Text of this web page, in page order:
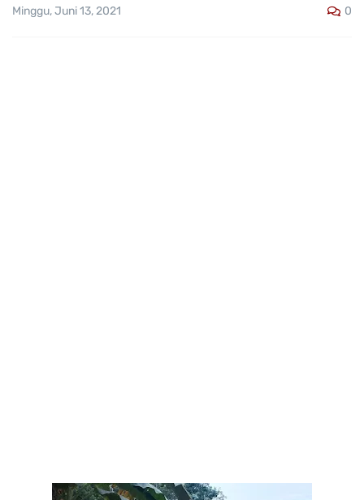
Minggu, Juni 13, 2021 0